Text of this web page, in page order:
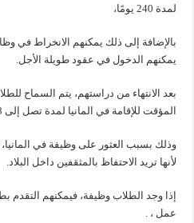
لمدة 240 يومًا،
بالإضافة إلى ذلك يمكنهم الانخراط في
يمكنهم الدخول في عقود طويلة الأجل.
بعد الانتهاء من دراستهم، يتم السماح
المؤقت للإقامة في المانيا لمدة تصل إلى 18 شهرًا آخر،
وذلك بسبب العثور على وظيفة في
لأنها تريد الاحتفاظ بالمثقفين داخل البلاد.
إذا وجد الطلاب وظيفة، فيمكنهم
عمل ، .